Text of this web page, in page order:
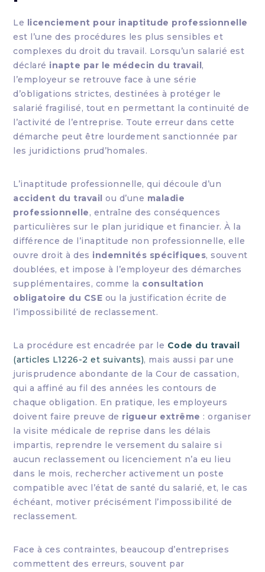
Le licenciement pour inaptitude professionnelle
est l’une des procédures les plus sensibles et
complexes du droit du travail. Lorsqu’un salarié est
déclaré inapte par le médecin du travail,
l’employeur se retrouve face à une série
d’obligations strictes, destinées à protéger le
salarié fragilisé, tout en permettant la continuité de
l’activité de l’entreprise. Toute erreur dans cette
démarche peut être lourdement sanctionnée par
les juridictions prud’homales.
L’inaptitude professionnelle, qui découle d’un
accident du travail ou d’une maladie
professionnelle, entraîne des conséquences
particulières sur le plan juridique et financier. À la
différence de l’inaptitude non professionnelle, elle
ouvre droit à des indemnités spécifiques, souvent
doublées, et impose à l’employeur des démarches
supplémentaires, comme la consultation
obligatoire du CSE ou la justification écrite de
l’impossibilité de reclassement.
La procédure est encadrée par le Code du travail
(articles L1226-2 et suivants), mais aussi par une
jurisprudence abondante de la Cour de cassation,
qui a affiné au fil des années les contours de
chaque obligation. En pratique, les employeurs
doivent faire preuve de rigueur extrême : organiser
la visite médicale de reprise dans les délais
impartis, reprendre le versement du salaire si
aucun reclassement ou licenciement n’a eu lieu
dans le mois, rechercher activement un poste
compatible avec l’état de santé du salarié, et, le cas
échéant, motiver précisément l’impossibilité de
reclassement.
Face à ces contraintes, beaucoup d’entreprises
commettent des erreurs, souvent par